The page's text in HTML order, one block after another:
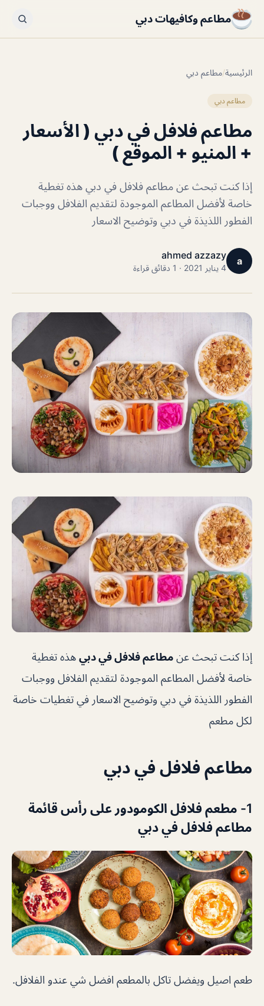
مطاعم وكافيهات دبي
الرئيسية/مطاعم دبي
مطاعم دبي
مطاعم فلافل في دبي ( الأسعار
+ المنيو + الموقع )
إذا كنت تبحث عن مطاعم فلافل في دبي هذه تغطية
خاصة لأفضل المطاعم الموجودة لتقديم الفلافل ووجبات
الفطور اللذيذة في دبي وتوضيح الاسعار
a
ahmed azzazy
4 يناير 2021 · 1 دقائق قراءة
إذا كنت تبحث عن مطاعم فلافل في دبي هذه تغطية
خاصة لأفضل المطاعم الموجودة لتقديم الفلافل ووجبات
الفطور اللذيذة في دبي وتوضيح الاسعار في تغطيات خاصة
لكل مطعم
مطاعم فلافل في دبي
1- مطعم فلافل الكومودور على رأس قائمة
مطاعم فلافل في دبي
طعم اصيل ويفضل تاكل بالمطعم افضل شي عندو الفلافل.